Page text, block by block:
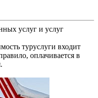
услуг и услуг
туруслуги входит
оплачивается в